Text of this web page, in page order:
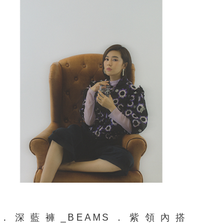
深藍褲_BEAMS．紫領內搭